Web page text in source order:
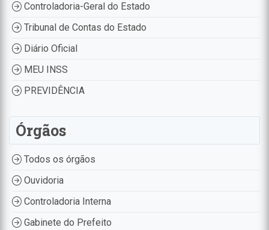
Controladoria-Geral do Estado
Tribunal de Contas do Estado
Diário Oficial
MEU INSS
PREVIDÊNCIA
Órgãos
Todos os órgãos
Ouvidoria
Controladoria Interna
Gabinete do Prefeito